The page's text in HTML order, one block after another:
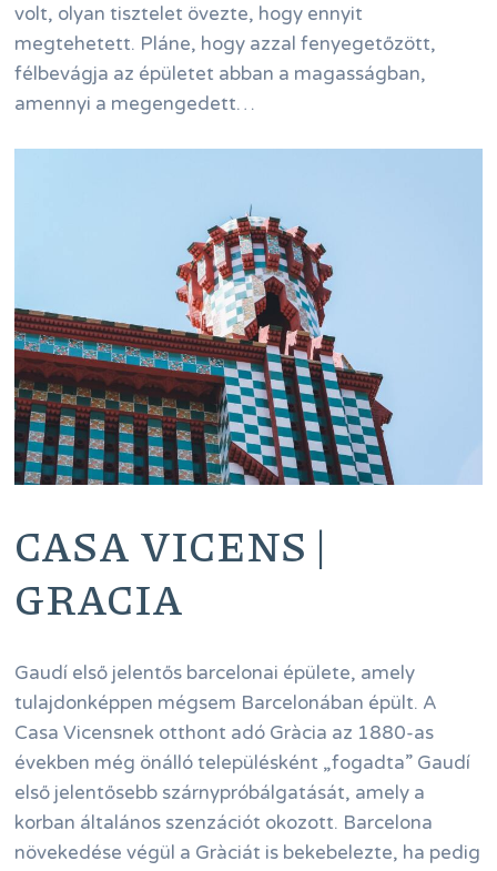
volt, olyan tisztelet övezte, hogy ennyit
megtehetett. Pláne, hogy azzal fenyegetőzött,
félbevágja az épületet abban a magasságban,
amennyi a megengedett…
CASA VICENS |
GRACIA
Gaudí első jelentős barcelonai épülete, amely
tulajdonképpen mégsem Barcelonában épült. A
Casa Vicensnek otthont adó Gràcia az 1880-as
években még önálló településként „fogadta” Gaudí
első jelentősebb szárnypróbálgatását, amely a
korban általános szenzációt okozott. Barcelona
növekedése végül a Gràciát is bekebelezte, ha pedig